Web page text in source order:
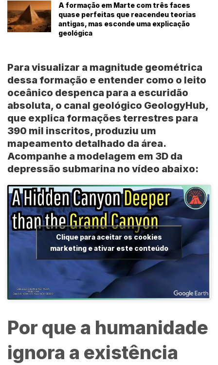
A formação em Marte com três faces
quase perfeitas que reacendeu teorias
antigas, mas esconde uma explicação
geológica
Para visualizar a magnitude geométrica
dessa formação e entender como o leito
oceânico despenca para a escuridão
absoluta, o canal geológico GeologyHub,
que explica formações terrestres para
390 mil inscritos, produziu um
mapeamento detalhado da área.
Acompanhe a modelagem em 3D da
depressão submarina no vídeo abaixo:
Clique para aceitar os cookies
marketing e ativar este conteúdo
Por que a humanidade
ignora a existência